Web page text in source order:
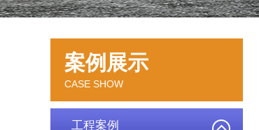
案例展示
CASE SHOW
工程案例